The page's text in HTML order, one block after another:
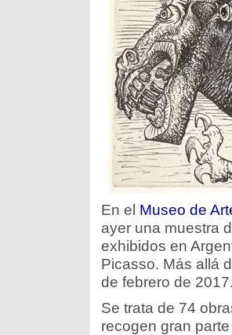
En el Museo de
ayer una muestra
exhibidos en
Picasso. Más allá
de febrero de 2017.
Se trata de 74
recogen gran